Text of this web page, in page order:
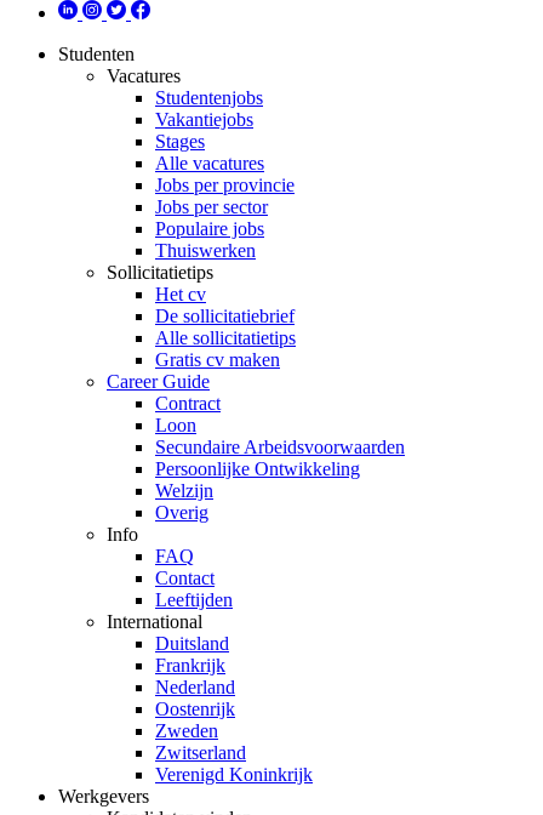
Studenten
Vacatures
Studentenjobs
Vakantiejobs
Stages
Alle vacatures
Jobs per provincie
Jobs per sector
Populaire jobs
Thuiswerken
Sollicitatietips
Het cv
De sollicitatiebrief
Alle sollicitatietips
Gratis cv maken
Career Guide
Contract
Loon
Secundaire Arbeidsvoorwaarden
Persoonlijke Ontwikkeling
Welzijn
Overig
Info
FAQ
Contact
Leeftijden
International
Duitsland
Frankrijk
Nederland
Oostenrijk
Zweden
Zwitserland
Verenigd Koninkrijk
Werkgevers